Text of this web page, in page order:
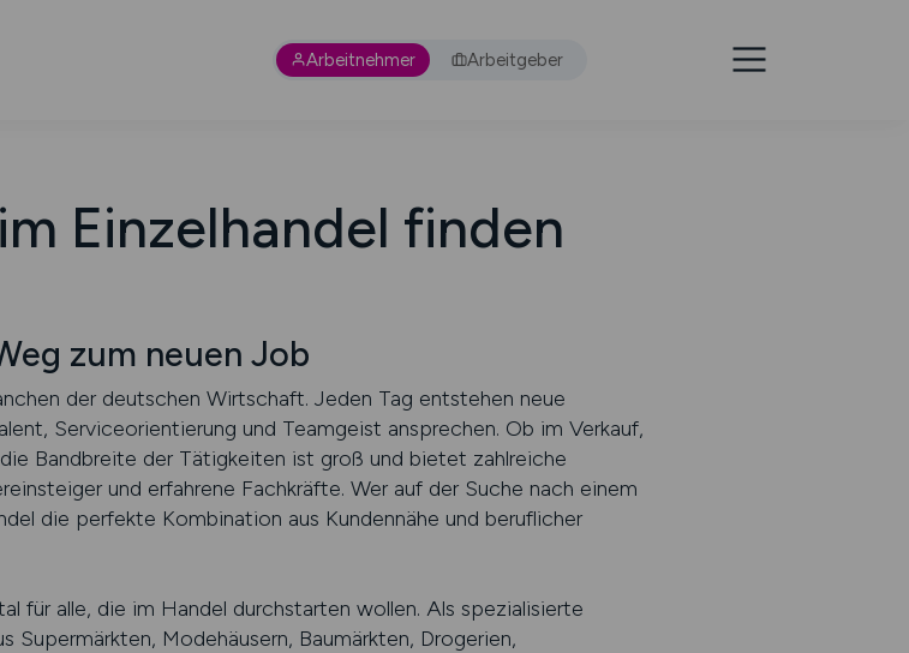
Arbeitnehmer Arbeitgeber
Einzelhandel finden
zum neuen Job
der deutschen Wirtschaft. Jeden Tag entstehen neue
Serviceorientierung und Teamgeist ansprechen. Ob im Verkauf,
Bandbreite der Tätigkeiten ist groß und bietet zahlreiche
und erfahrene Fachkräfte. Wer auf der Suche nach einem
die perfekte Kombination aus Kundennähe und beruflicher
für alle, die im Handel durchstarten wollen. Als spezialisierte
Modehäusern, Baumärkten, Drogerien,